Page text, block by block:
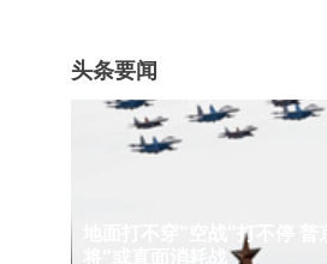
头条要闻
地面打不穿"空战"打不停 普